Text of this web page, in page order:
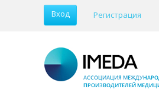
Вход Регистрация